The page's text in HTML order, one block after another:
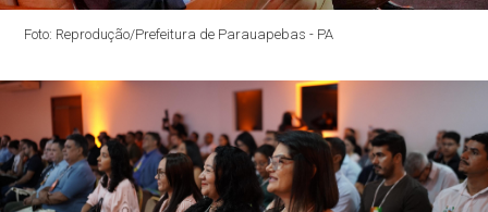
Foto: Reprodução/Prefeitura de Parauapebas - PA